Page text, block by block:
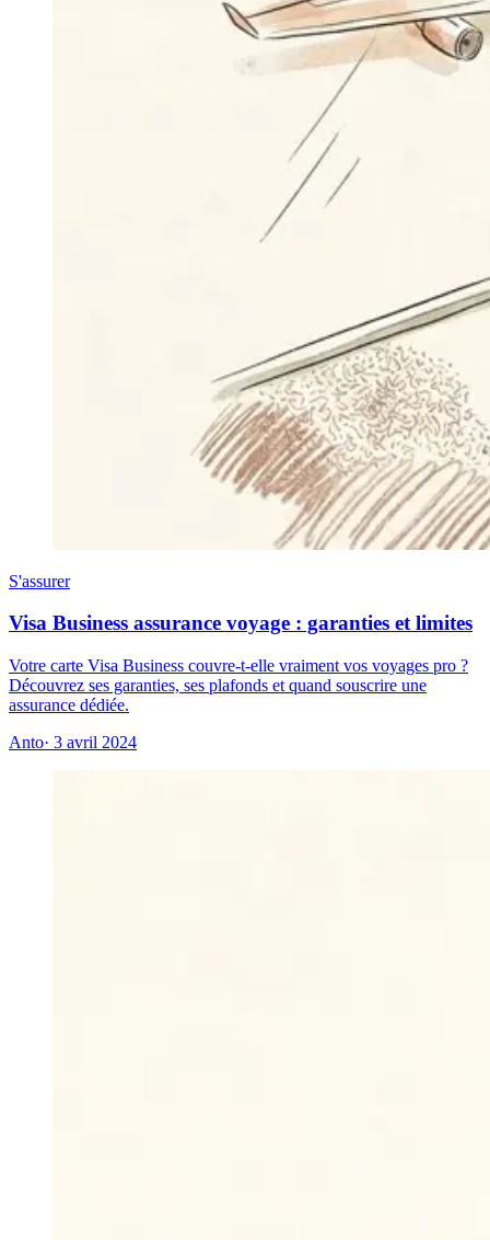
S'assurer
Visa Business assurance voyage : garanties et limites
Votre carte Visa Business couvre-t-elle vraiment vos voyages pro ?
Découvrez ses garanties, ses plafonds et quand souscrire une
assurance dédiée.
Anto· 3 avril 2024